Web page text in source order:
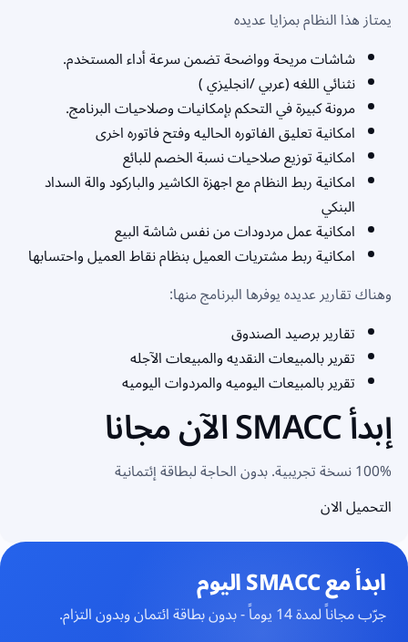
يمتاز هذا النظام بمزايا عديده
شاشات مريحة وواضحة تضمن سرعة أداء المستخدم.
نثنائي اللغه (عربي /انجليزي )
مرونة كبيرة في التحكم بإمكانيات وصلاحيات البرنامج.
امكانية تعليق الفاتوره الحاليه وفتح فاتوره اخرى
امكانية توزيع صلاحيات نسبة الخصم للبائع
امكانية ربط النظام مع اجهزة الكاشير والباركود والة السداد
البنكي
امكانية عمل مردودات من نفس شاشة البيع
امكانية ربط مشتريات العميل بنظام نقاط العميل واحتسابها
وهناك تقارير عديده يوفرها البرنامج منها:
تقارير برصيد الصندوق
تقرير بالمبيعات النقديه والمبيعات الآجله
تقرير بالمبيعات اليوميه والمردوات اليوميه
إبدأ SMACC الآن مجانا
100% نسخة تجريبية. بدون الحاجة لبطاقة إئتمانية
التحميل الان
ابدأ مع SMACC اليوم
جرّب مجاناً لمدة 14 يوماً - بدون بطاقة ائتمان وبدون التزام.